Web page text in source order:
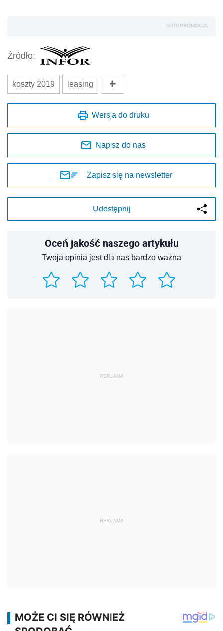
AUTOPROMOCJA
Źródło:
koszty 2019 leasing
Wersja do druku
Napisz do nas
Zapisz się na newsletter
Udostępnij
Oceń jakość naszego artykułu
Twoja opinia jest dla nas bardzo ważna
REKLAMA
REKLAMA